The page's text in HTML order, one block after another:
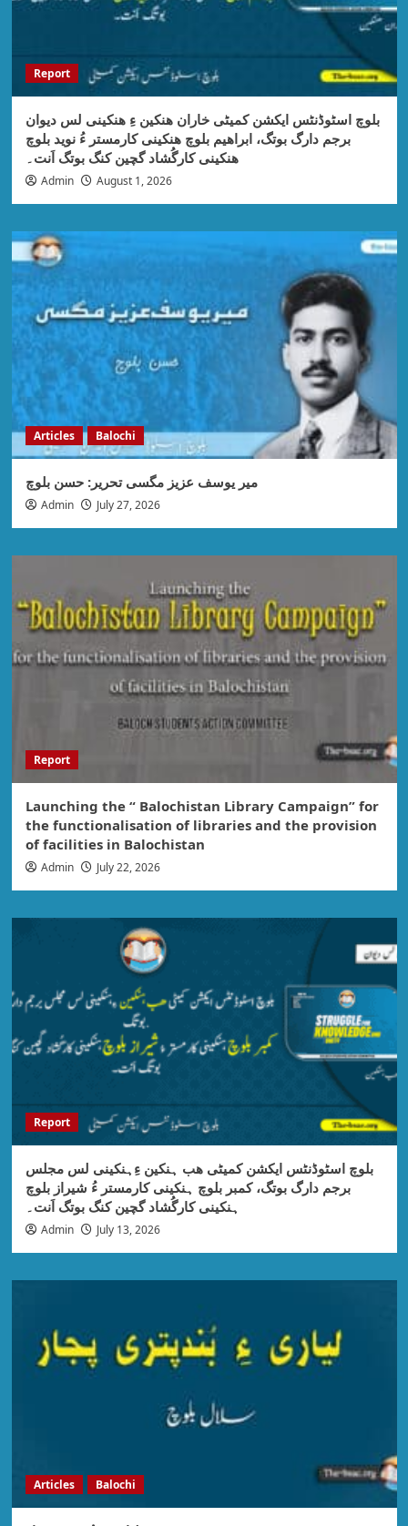
Report
بلوچ اسٹوڈنٹس ایکشن کمیٹی خاران ھنکین ءِ ھنکینی لس دیوان
برجم دارگ بوتگ، ابراھیم بلوچ ھنکینی کارمستر ءُ نوید بلوچ
ھنکینی کارگُشاد گچین کنگ بوتگ اَنت۔
Admin August 1, 2026
Articles Balochi
میر یوسف عزیز مگسی تحریر: حسن بلوچ
Admin July 27, 2026
Report
Launching the “ Balochistan Library Campaign” for
the functionalisation of libraries and the provision
of facilities in Balochistan
Admin July 22, 2026
Report
بلوچ اسٹوڈنٹس ایکشن کمیٹی ھب ہنکین ءِہنکینی لس مجلس
برجم دارگ بوتگ، کمبر بلوچ ہنکینی کارمستر ءُ شیراز بلوچ
ہنکینی کارگُشاد گچین کنگ بوتگ اَنت۔
Admin July 13, 2026
Articles Balochi